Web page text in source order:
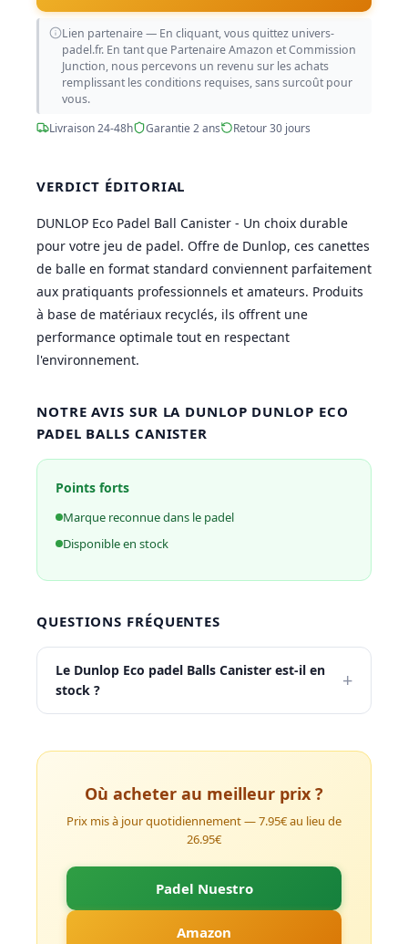
Lien partenaire — En cliquant, vous quittez univers-
padel.fr. En tant que Partenaire Amazon et Commission
Junction, nous percevons un revenu sur les achats
remplissant les conditions requises, sans surcoût pour
vous.
Livraison 24-48h
Garantie 2 ans Retour 30 jours
VERDICT ÉDITORIAL
DUNLOP Eco Padel Ball Canister - Un choix durable
pour votre jeu de padel. Offre de Dunlop, ces canettes
de balle en format standard conviennent parfaitement
aux pratiquants professionnels et amateurs. Produits
à base de matériaux recyclés, ils offrent une
performance optimale tout en respectant
l'environnement.
NOTRE AVIS SUR LA DUNLOP DUNLOP ECO
PADEL BALLS CANISTER
Points forts
Marque reconnue dans le padel
Disponible en stock
QUESTIONS FRÉQUENTES
Le Dunlop Eco padel Balls Canister est-il en
stock ?
+
Où acheter au meilleur prix ?
Prix mis à jour quotidiennement — 7.95€ au lieu de
26.95€
Padel Nuestro
Amazon